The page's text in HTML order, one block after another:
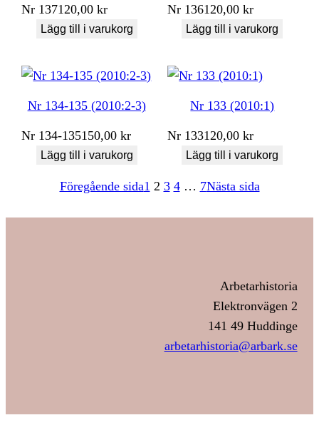
Nr 137120,00kr
Lägg till i varukorg
Nr 136120,00kr
Lägg till i varukorg
Nr 134-135 (2010:2-3)
Nr 134-135150,00kr
Lägg till i varukorg
Nr 133 (2010:1)
Nr 133120,00kr
Lägg till i varukorg
Föregående sida1 2 3 4 … 7Nästa sida
Arbetarhistoria
Elektronvägen 2
141 49 Huddinge
arbetarhistoria@arbark.se